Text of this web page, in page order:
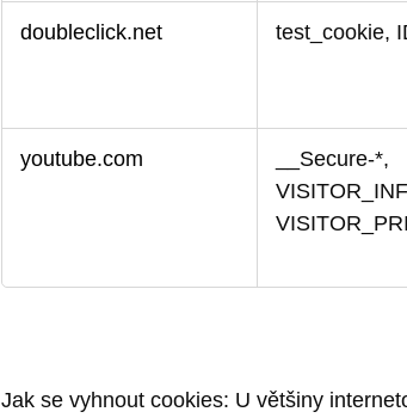
doubleclick.net test_cookie,
youtube.com
__Secure-*,
Jak se vyhnout cookies: U většiny